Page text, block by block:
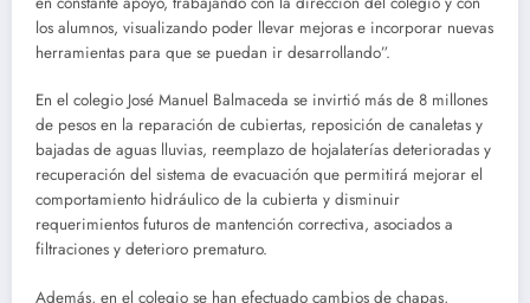
los alumnos, visualizando poder llevar mejoras e incorporar nuevas
herramientas para que se puedan ir desarrollando”.
En el colegio José Manuel Balmaceda se invirtió más de 8 millones
de pesos en la reparación de cubiertas, reposición de canaletas y
bajadas de aguas lluvias, reemplazo de hojalaterías deterioradas y
recuperación del sistema de evacuación que permitirá mejorar el
comportamiento hidráulico de la cubierta y disminuir
requerimientos futuros de mantención correctiva, asociados a
filtraciones y deterioro prematuro.
Además, en el colegio se han efectuado cambios de chapas,